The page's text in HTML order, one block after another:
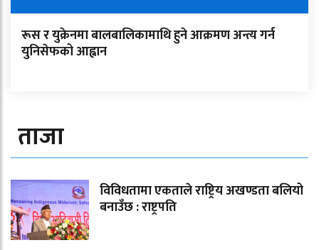
रूस र युक्रेनमा बालबालिकामाथि हुने आक्रमण अन्त्य गर्न
युनिसेफको आह्वान
ताजा
विविधतामा एकताले राष्ट्रिय अखण्डता बलियो
बनाउँछ : राष्ट्रपति